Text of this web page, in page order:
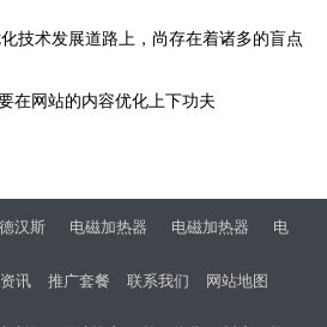
技术发展道路上，尚存在着诸多的盲点
在网站的内容优化上下功夫
德汉斯 电磁加热器 电磁加热器
电
讯 推广套餐 联系我们
网站地图